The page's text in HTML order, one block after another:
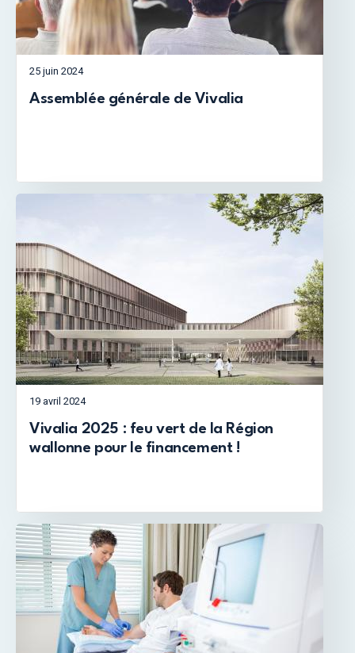
25 juin 2024
Assemblée générale de Vivalia
19 avril 2024
Vivalia 2025 : feu vert de la Région
wallonne pour le financement !